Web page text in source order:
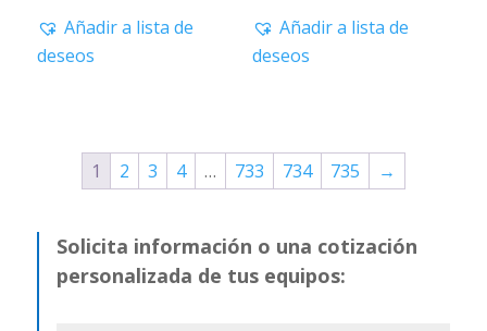
Añadir a lista de
deseos
Añadir a lista de
deseos
1 2 3 4 … 733 734 735 →
Solicita información o una cotización
personalizada de tus equipos: